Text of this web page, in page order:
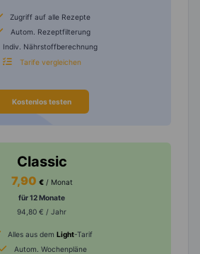
Zugriff auf alle Rezepte
Autom. Rezeptfilterung
Indiv. Nährstoffberechnung
Tarife vergleichen
Kostenlos testen
Classic
7,90 € / Monat
für 12 Monate
94,80 € / Jahr
Alles aus dem Light-Tarif
Autom. Wochenpläne